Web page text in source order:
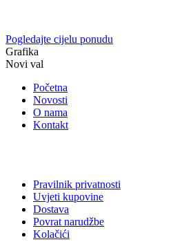
Pogledajte cijelu ponudu
Grafika
Novi val
Početna
Novosti
O nama
Kontakt
Pravilnik privatnosti
Uvjeti kupovine
Dostava
Povrat narudžbe
Kolačići